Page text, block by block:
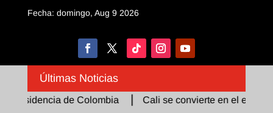
Fecha: domingo, Aug 9 2026
Últimas Noticias
de Colombia Cali se convierte en el epicentro de